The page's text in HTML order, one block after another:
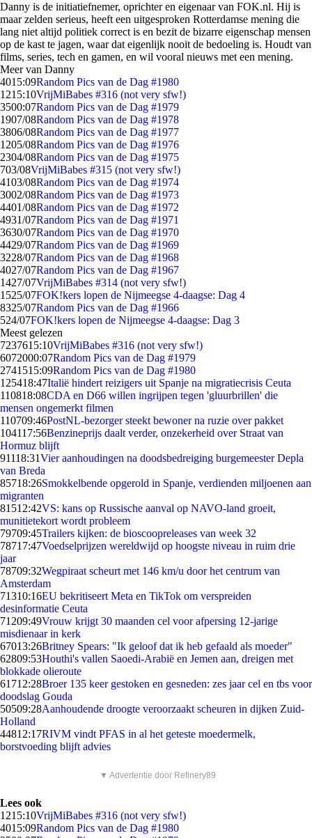
Danny is de initiatiefnemer, oprichter en eigenaar van FOK.nl. Hij is
maar zelden serieus, heeft een uitgesproken Rotterdamse mening die
lang niet altijd politiek correct is en bezit de bizarre eigenschap mensen
op de kast te jagen, waar dat eigenlijk nooit de bedoeling is. Houdt van
films, series, tech en gamen, en wil vooral nieuws met een mening.
Meer van Danny
4015:09Random Pics van de Dag #1980
1215:10VrijMiBabes #316 (not very sfw!)
3500:07Random Pics van de Dag #1979
1907/08Random Pics van de Dag #1978
3806/08Random Pics van de Dag #1977
1205/08Random Pics van de Dag #1976
2304/08Random Pics van de Dag #1975
703/08VrijMiBabes #315 (not very sfw!)
4103/08Random Pics van de Dag #1974
3002/08Random Pics van de Dag #1973
4401/08Random Pics van de Dag #1972
4931/07Random Pics van de Dag #1971
3630/07Random Pics van de Dag #1970
4429/07Random Pics van de Dag #1969
3228/07Random Pics van de Dag #1968
4027/07Random Pics van de Dag #1967
1427/07VrijMiBabes #314 (not very sfw!)
1525/07FOK!kers lopen de Nijmeegse 4-daagse: Dag 4
8325/07Random Pics van de Dag #1966
524/07FOK!kers lopen de Nijmeegse 4-daagse: Dag 3
Meest gelezen
7237615:10VrijMiBabes #316 (not very sfw!)
6072000:07Random Pics van de Dag #1979
2741515:09Random Pics van de Dag #1980
125418:47Italië hindert reizigers uit Spanje na migratiecrisis Ceuta
110818:08CDA en D66 willen ingrijpen tegen 'gluurbrillen' die
mensen ongemerkt filmen
110709:46PostNL-bezorger steekt bewoner na ruzie over pakket
104117:56Benzineprijs daalt verder, onzekerheid over Straat van
Hormuz blijft
91118:31Vier aanhoudingen na doodsbedreiging burgemeester Depla
van Breda
85718:26Smokkelbende opgerold in Spanje, verdienden miljoenen aan
migranten
81512:42VS: kans op Russische aanval op NAVO-land groeit,
munitietekort wordt probleem
79709:45Trailers kijken: de bioscoopreleases van week 32
78717:47Voedselprijzen wereldwijd op hoogste niveau in ruim drie
jaar
78709:32Wegpiraat scheurt met 146 km/u door het centrum van
Amsterdam
71310:16EU bekritiseert Meta en TikTok om verspreiden
desinformatie Ceuta
71209:49Vrouw krijgt 30 maanden cel voor afpersing 12-jarige
misdienaar in kerk
67013:26Britney Spears: "Ik geloof dat ik heb gefaald als moeder"
62809:53Houthi's vallen Saoedi-Arabië en Jemen aan, dreigen met
blokkade olieroute
61712:28Broer 135 keer gestoken en gesneden: zes jaar cel en tbs voor
doodslag Gouda
50509:28Aanhoudende droogte veroorzaakt scheuren in dijken Zuid-
Holland
44812:17RIVM vindt PFAS in al het geteste moedermelk,
borstvoeding blijft advies
▼ Advertentie door Refinery89
Lees ook
1215:10VrijMiBabes #316 (not very sfw!)
4015:09Random Pics van de Dag #1980